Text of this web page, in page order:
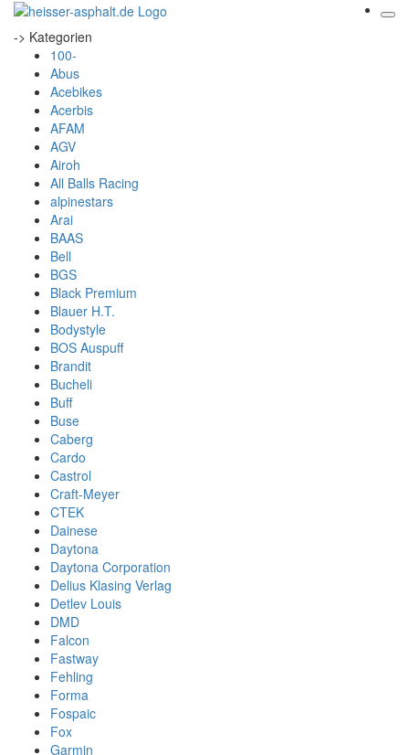
-> Kategorien
100-
Abus
Acebikes
Acerbis
AFAM
AGV
Airoh
All Balls Racing
alpinestars
Arai
BAAS
Bell
BGS
Black Premium
Blauer H.T.
Bodystyle
BOS Auspuff
Brandit
Bucheli
Buff
Buse
Caberg
Cardo
Castrol
Craft-Meyer
CTEK
Dainese
Daytona
Daytona Corporation
Delius Klasing Verlag
Detlev Louis
DMD
Falcon
Fastway
Fehling
Forma
Fospaic
Fox
Garmin